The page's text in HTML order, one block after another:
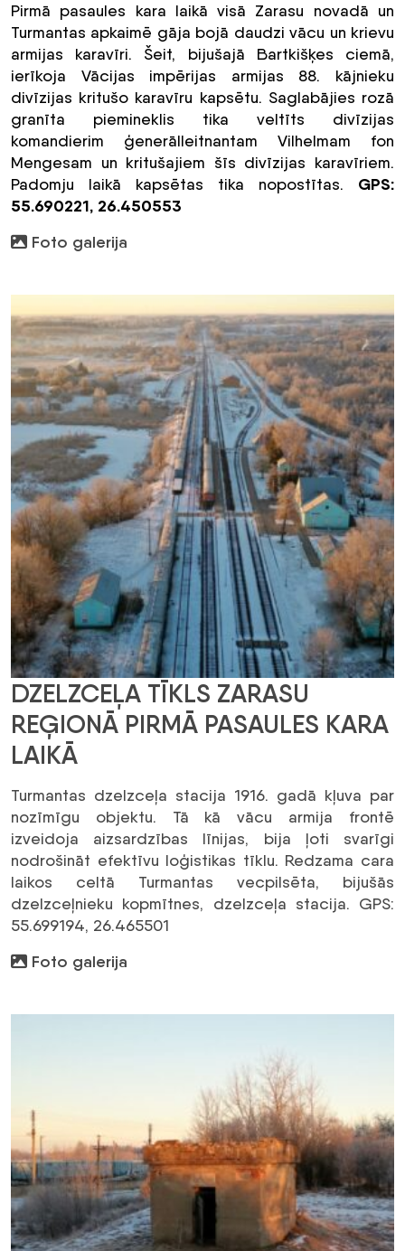
Pirmā pasaules kara laikā visā Zarasu novadā un
Turmantas apkaimē gāja bojā daudzi vācu un krievu
armijas karavīri. Šeit, bijušajā Bartkišķes ciemā,
ierīkoja Vācijas impērijas armijas 88. kājnieku
divīzijas kritušo karavīru kapsētu. Saglabājies rozā
granīta piemineklis tika veltīts divīzijas
komandierim ģenerālleitnantam Vilhelmam fon
Mengesam un kritušajiem šīs divīzijas karavīriem.
Padomju laikā kapsētas tika nopostītas. GPS:
55.690221, 26.450553
Foto galerija
DZELZCEĻA TĪKLS ZARASU
REĢIONĀ PIRMĀ PASAULES KARA
LAIKĀ
Turmantas dzelzceļa stacija 1916. gadā kļuva par
nozīmīgu objektu. Tā kā vācu armija frontē
izveidoja aizsardzības līnijas, bija ļoti svarīgi
nodrošināt efektīvu loģistikas tīklu. Redzama cara
laikos celtā Turmantas vecpilsēta, bijušās
dzelzceļnieku kopmītnes, dzelzceļa stacija. GPS:
55.699194, 26.465501
Foto galerija